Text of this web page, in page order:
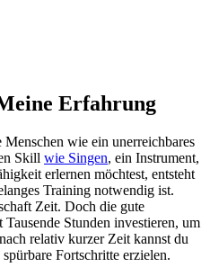
Erfahrung
wie ein unerreichbares
Skill wie Singen, ein Instrument,
erlernen möchtest, entsteht
Training notwendig ist.
Zeit. Doch die gute
Stunden investieren, um
relativ kurzer Zeit kannst du
Fortschritte erzielen.